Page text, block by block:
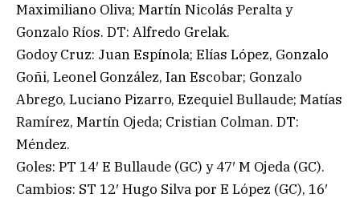
Maximiliano Oliva; Martín Nicolás Peralta y
Gonzalo Ríos. DT: Alfredo Grelak.
Godoy Cruz: Juan Espínola; Elías López, Gonzalo
Goñi, Leonel González, Ian Escobar; Gonzalo
Abrego, Luciano Pizarro, Ezequiel Bullaude; Matías
Ramírez, Martín Ojeda; Cristian Colman. DT:
Méndez.
Goles: PT 14′ E Bullaude (GC) y 47′ M Ojeda (GC).
Cambios: ST 12′ Hugo Silva por E López (GC), 16′